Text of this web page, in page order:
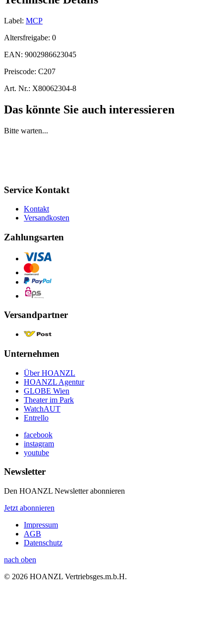
Label: MCP
Altersfreigabe: 0
EAN: 9002986623045
Preiscode: C207
Art. Nr.: X80062304-8
Das könnte Sie auch interessieren
Bitte warten...
Service Kontakt
Kontakt
Versandkosten
Zahlungsarten
Versandpartner
Unternehmen
Über HOANZL
HOANZL Agentur
GLOBE Wien
Theater im Park
WatchAUT
Entrello
facebook
instagram
youtube
Newsletter
Den HOANZL Newsletter abonnieren
Jetzt abonnieren
Impressum
AGB
Datenschutz
nach oben
© 2026 HOANZL Vertriebsges.m.b.H.